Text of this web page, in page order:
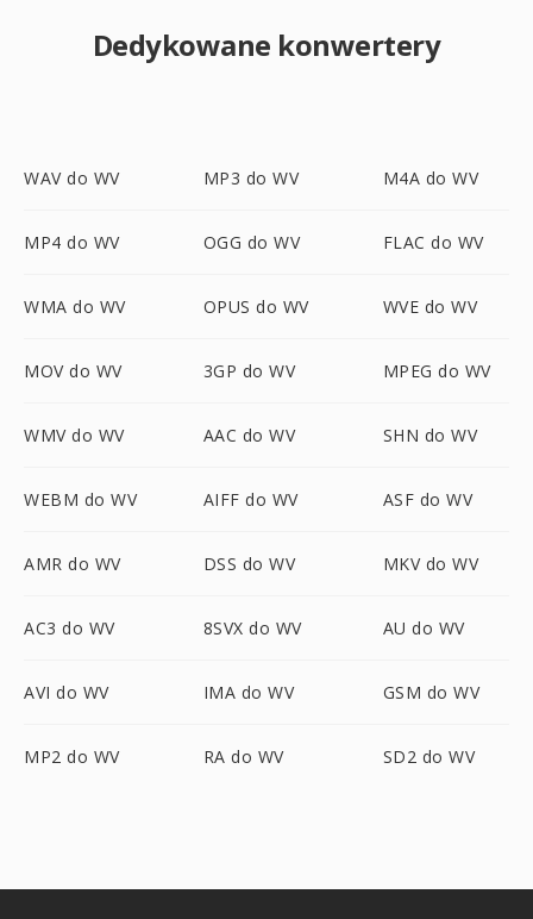
Dedykowane konwertery
WAV do WV MP3 do WV M4A do WV
MP4 do WV OGG do WV FLAC do WV
WMA do WV OPUS do WV WVE do WV
MOV do WV 3GP do WV MPEG do WV
WMV do WV AAC do WV SHN do WV
WEBM do WV AIFF do WV ASF do WV
AMR do WV DSS do WV MKV do WV
AC3 do WV 8SVX do WV AU do WV
AVI do WV IMA do WV GSM do WV
MP2 do WV RA do WV SD2 do WV